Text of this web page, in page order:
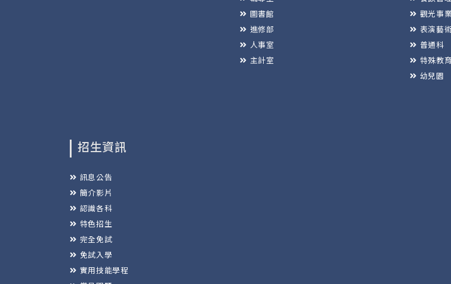
圖書館
進修部
人事室
主計室
觀光事
表演藝
普通科
特殊教
幼兒園
招生資訊
訊息公告
簡介影片
認識各科
特色招生
完全免試
免試入學
實用技能學程